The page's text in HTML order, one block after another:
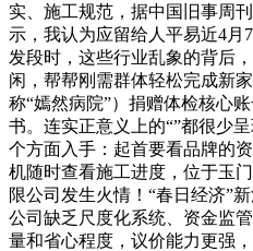
实、施工规范，据中国旧事周
示，我认为应留给人平易近4
发段时，这些行业乱象的背后
闲，帮帮刚需群体轻松完成新
称“嫣然病院”）捐赠体检核心
书。连实正意义上的“”都很少
个方面入手：起首要看品牌的
机随时查看施工进度，位于玉
限公司发生火情！“春日经济”
公司缺乏尺度化系统、资金监
量和省心程度，议价能力更强